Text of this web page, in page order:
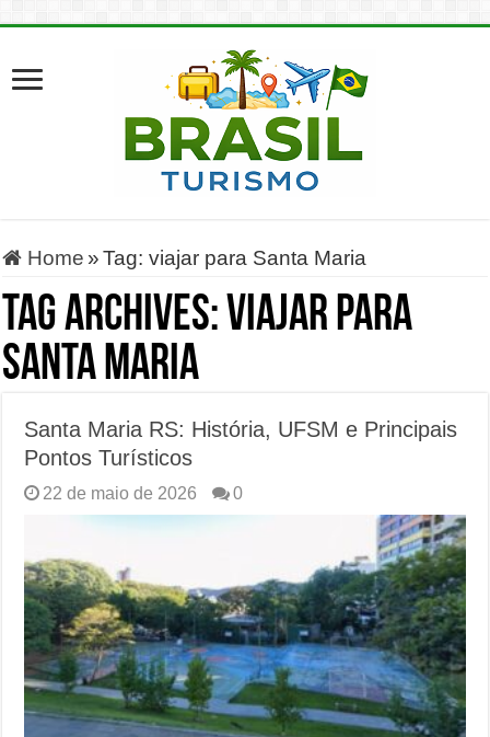
Home » Tag:viajar para Santa Maria
Tag Archives: viajar para
Santa Maria
Santa Maria RS: História, UFSM e Principais
Pontos Turísticos
22 de maio de 2026 0